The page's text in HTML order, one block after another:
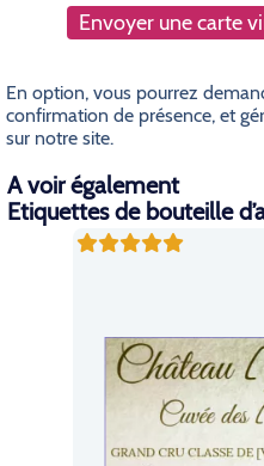
Envoyer une carte
En option, vous pourrez
confirmation de présence, et
sur notre site.
A voir également
Etiquettes de bouteille